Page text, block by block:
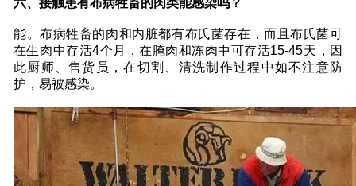
能。布病牲畜的肉和内脏都有布氏菌存在，而且布氏菌可
在生肉中存活4个月，在腌肉和冻肉中可存活15-45天，因
此厨师、售货员，在切割、清洗制作过程中如不注意防
护，易被感染。